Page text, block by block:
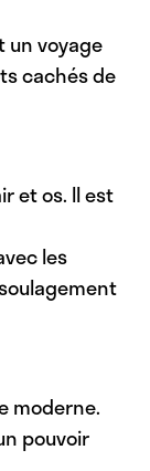
un voyage
cachés de
et os. Il est
les
moderne.
pouvoir